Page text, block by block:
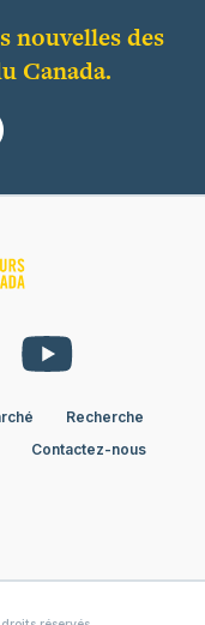
nouvelles des
Canada.
Recherche
Contactez-nous